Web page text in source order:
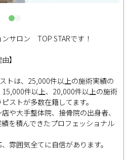
サロン TOP STARです！
】
トは、25,000件以上の施術実績の
件以上、20,000件以上の施術
ストが多数在籍してます。
や大手整体院、接骨院の出身者、
を積んできたプロフェッショナル
雰囲気全てに自信があります。